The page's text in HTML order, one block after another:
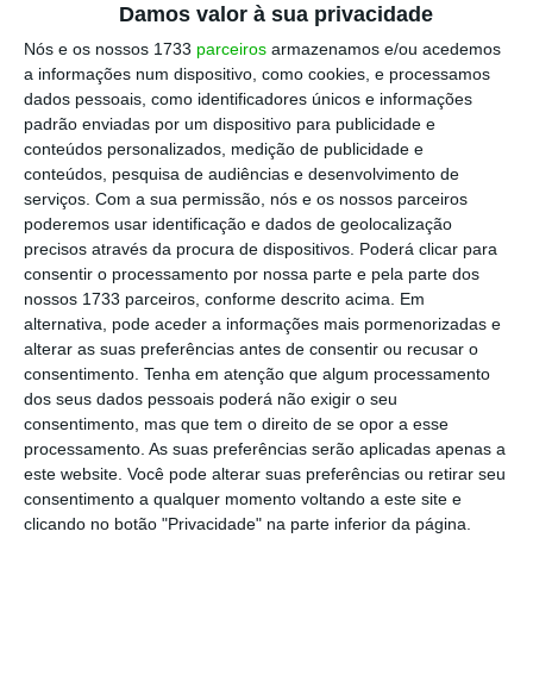
Damos valor à sua privacidade
Nós e os nossos 1733 parceiros armazenamos e/ou acedemos
a informações num dispositivo, como cookies, e processamos
dados pessoais, como identificadores únicos e informações
padrão enviadas por um dispositivo para publicidade e
conteúdos personalizados, medição de publicidade e
conteúdos, pesquisa de audiências e desenvolvimento de
serviços. Com a sua permissão, nós e os nossos parceiros
poderemos usar identificação e dados de geolocalização
precisos através da procura de dispositivos. Poderá clicar para
consentir o processamento por nossa parte e pela parte dos
nossos 1733 parceiros, conforme descrito acima. Em
alternativa, pode aceder a informações mais pormenorizadas e
alterar as suas preferências antes de consentir ou recusar o
consentimento. Tenha em atenção que algum processamento
dos seus dados pessoais poderá não exigir o seu
consentimento, mas que tem o direito de se opor a esse
processamento. As suas preferências serão aplicadas apenas a
este website. Você pode alterar suas preferências ou retirar seu
consentimento a qualquer momento voltando a este site e
clicando no botão "Privacidade" na parte inferior da página.
quer renunciar ao euro.“Não há qualquer
vontade de sair da União Europeia ou da
moeda única. Estamos bem na UE”, disse
Salvini, antes de ceder a palavra a Di Maio,
que assinalou que, “enquanto o governo
durar, não haverá intenção de sair da UE ou
da zona euro”.
Não há qualquer vontade de sair
da União Europeia ou da moeda
única. Estamos bem na UE.